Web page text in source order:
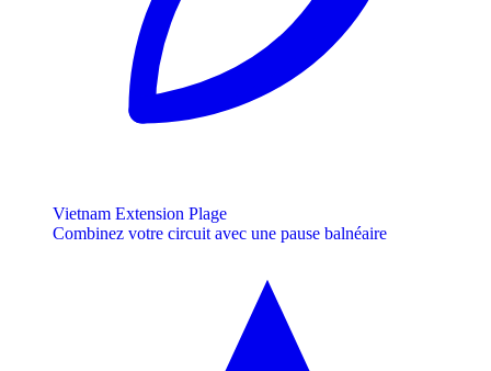
Vietnam Extension Plage
Combinez votre circuit avec une pause balnéaire